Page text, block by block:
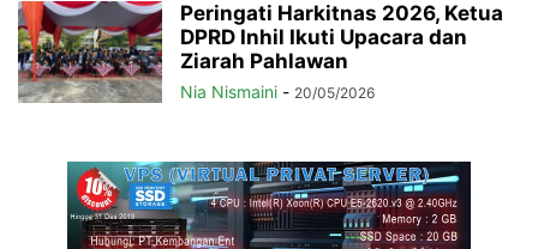
Peringati Harkitnas 2026, Ketua
DPRD Inhil Ikuti Upacara dan
Ziarah Pahlawan
Nia Nismaini - 20/05/2026